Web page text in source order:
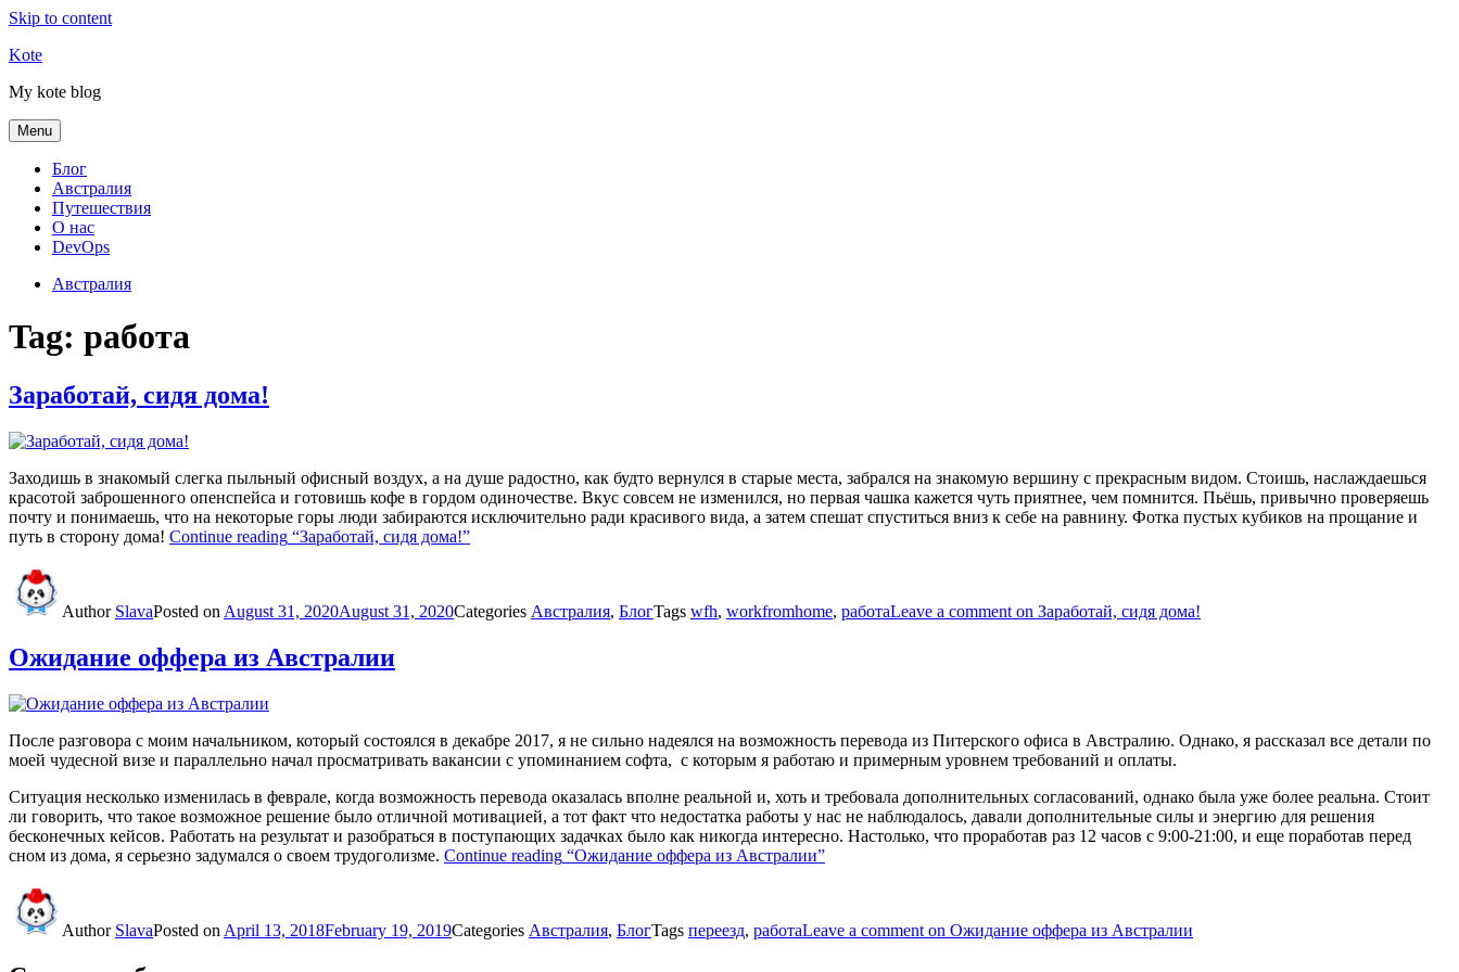
Skip to content
Kote
My kote blog
Menu
Блог
Австралия
Путешествия
О нас
DevOps
Австралия
Tag: работа
Заработай, сидя дома!
Заходишь в знакомый слегка пыльный офисный воздух, а на душе радостно, как будто вернулся в старые места, забрался на знакомую вершину с прекрасным видом. Стоишь, наслаждаешься
красотой заброшенного опенспейса и готовишь кофе в гордом одиночестве. Вкус совсем не изменился, но первая чашка кажется чуть приятнее, чем помнится. Пьёшь, привычно проверяешь
почту и понимаешь, что на некоторые горы люди забираются исключительно ради красивого вида, а затем спешат спуститься вниз к себе на равнину. Фотка пустых кубиков на прощание и
путь в сторону дома! Continue reading “Заработай, сидя дома!”
Author SlavaPosted on August 31, 2020August 31, 2020Categories Австралия, БлогTags wfh, workfromhome, работаLeave a comment on Заработай, сидя дома!
Ожидание оффера из Австралии
После разговора с моим начальником, который состоялся в декабре 2017, я не сильно надеялся на возможность перевода из Питерского офиса в Австралию. Однако, я рассказал все детали по
моей чудесной визе и параллельно начал просматривать вакансии с упоминанием софта, с которым я работаю и примерным уровнем требований и оплаты.
Ситуация несколько изменилась в феврале, когда возможность перевода оказалась вполне реальной и, хоть и требовала дополнительных согласований, однако была уже более реальна. Стоит
ли говорить, что такое возможное решение было отличной мотивацией, а тот факт что недостатка работы у нас не наблюдалось, давали дополнительные силы и энергию для решения
бесконечных кейсов. Работать на результат и разобраться в поступающих задачках было как никогда интересно. Настолько, что проработав раз 12 часов с 9:00-21:00, и еще поработав перед
сном из дома, я серьезно задумался о своем трудоголизме. Continue reading “Ожидание оффера из Австралии”
Author SlavaPosted on April 13, 2018February 19, 2019Categories Австралия, БлогTags переезд, работаLeave a comment on Ожидание оффера из Австралии